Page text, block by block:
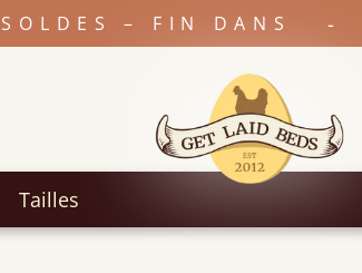
– FIN DANS -
Tailles